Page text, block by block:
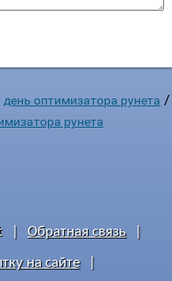
день оптимизатора рунета /
рунета
Обратная связь
на сайте